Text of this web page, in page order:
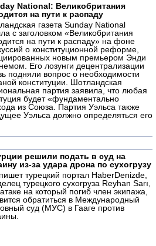
National: Великобритания
на пути к распаду
газета Sunday National
с заголовком «Великобритания
на пути к распаду» на фоне
о конституционной реформе,
новым премьером Энди
Его лозунги децентрализации
подняли вопрос о необходимости
конституции. Шотландская
партия заявила, что любая
будет «фундаментально
из Союза. Партия Уэльса также
Уэльса должно определяться его
решили подать в суд на
из-за удара дрона по сухогрузу
турецкий портал HaberDenizde,
турецкого сухогруза Reyhan Sarı,
на который погиб член экипажа,
обратиться в Международный
суд (МУС) в Гааге против